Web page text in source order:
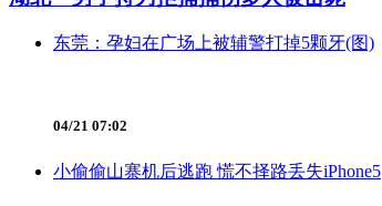
东莞：孕妇在广场上被辅警打掉5颗牙(图)
04/21 07:02
小偷偷山寨机后逃跑 慌不择路丢失iPhone5